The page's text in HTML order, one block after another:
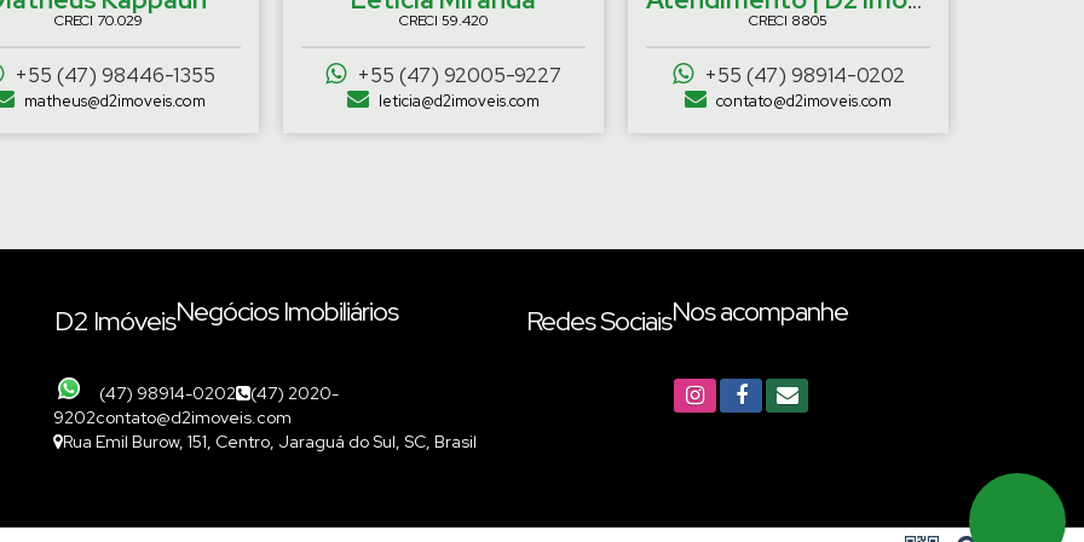
CRECI 70.029
+55 (47) 98446-1355
matheus@d2imoveis.com
CRECI 59.420
+55 (47) 92005-9227
leticia@d2imoveis.com
CRECI 8805
+55 (47) 98914-0202
contato@d2imoveis.com
D2 ImóveisNegócios Imobiliários
(47) 98914-0202
(47) 2020-
9202contato@d2imoveis.com
Rua Emil Burow, 151, Centro, Jaraguá do Sul, SC, Brasil
Redes SociaisNos acompanhe